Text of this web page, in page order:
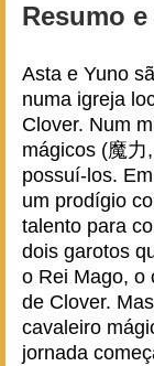
Resumo
Asta e Yuno
numa igreja
Clover. Num
mágicos (魔力
possuí-los.
um prodígio
talento para
dois garotos
o Rei Mago, o
de Clover.
cavaleiro
jornada